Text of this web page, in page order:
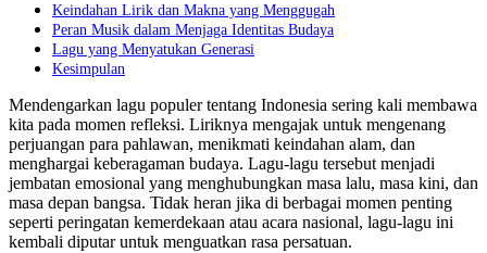
Keindahan Lirik dan Makna yang Menggugah
Peran Musik dalam Menjaga Identitas Budaya
Lagu yang Menyatukan Generasi
Kesimpulan
Mendengarkan lagu populer tentang Indonesia sering kali membawa
kita pada momen refleksi. Liriknya mengajak untuk mengenang
perjuangan para pahlawan, menikmati keindahan alam, dan
menghargai keberagaman budaya. Lagu-lagu tersebut menjadi
jembatan emosional yang menghubungkan masa lalu, masa kini, dan
masa depan bangsa. Tidak heran jika di berbagai momen penting
seperti peringatan kemerdekaan atau acara nasional, lagu-lagu ini
kembali diputar untuk menguatkan rasa persatuan.